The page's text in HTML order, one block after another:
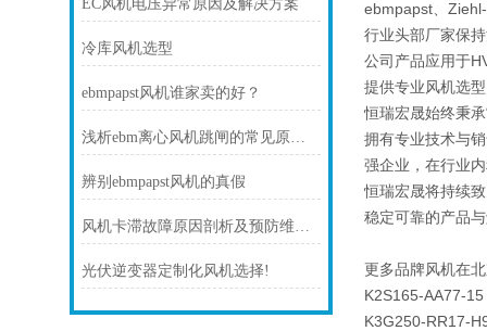
EC风机电压异常原因及解决方案
冷库风机选型
ebmpapst风机谁家卖的好？
浅析ebm离心风机跳闸的常见原因及处理方法
辨别ebmpapst风机的真假
风机卡滞故障原因剖析及预防维护技巧
光伏逆变器定制化风机选择!
ebmpapst、
行业头部厂家保
公司产品应用于
提供专业风机选
恒瑞宏晟始终秉
拥有专业技术与
强企业，在行业
恒瑞宏晟将持续
稳定可靠的产品
更多品牌风机在
K2S165-AA77-15
K3G250-RR17-